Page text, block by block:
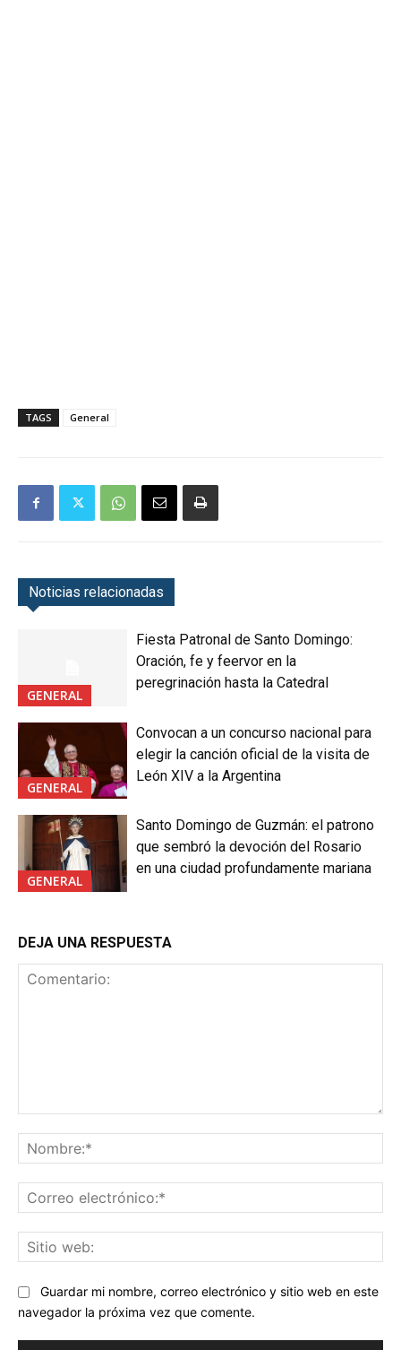
TAGS General
Noticias relacionadas
GENERAL
Fiesta Patronal de Santo Domingo:
Oración, fe y feervor en la
peregrinación hasta la Catedral
GENERAL
Convocan a un concurso nacional para
elegir la canción oficial de la visita de
León XIV a la Argentina
GENERAL
Santo Domingo de Guzmán: el patrono
que sembró la devoción del Rosario
en una ciudad profundamente mariana
DEJA UNA RESPUESTA
Guardar mi nombre, correo electrónico y sitio web en este
navegador la próxima vez que comente.